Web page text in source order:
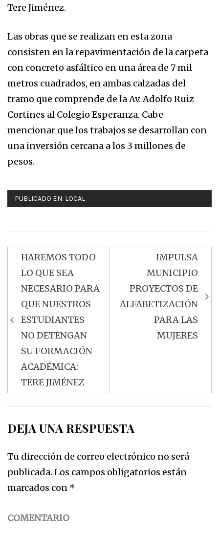
Tere Jiménez.
Las obras que se realizan en esta zona
consisten en la repavimentación de la carpeta
con concreto asfáltico en una área de 7 mil
metros cuadrados, en ambas calzadas del
tramo que comprende de la Av. Adolfo Ruiz
Cortines al Colegio Esperanza. Cabe
mencionar que los trabajos se desarrollan con
una inversión cercana a los 3 millones de
pesos.
PUBLICADO EN: LOCAL
Navegación
de
entradas
HAREMOS TODO
LO QUE SEA
NECESARIO PARA
QUE NUESTROS
ESTUDIANTES
NO DETENGAN
SU FORMACIÓN
ACADÉMICA:
TERE JIMÉNEZ
IMPULSA
MUNICIPIO
PROYECTOS DE
ALFABETIZACIÓN
PARA LAS
MUJERES
DEJA UNA RESPUESTA
Tu dirección de correo electrónico no será
publicada. Los campos obligatorios están
marcados con *
COMENTARIO